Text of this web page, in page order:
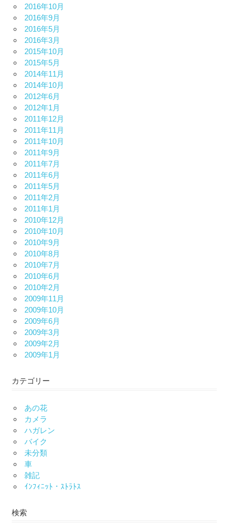
2016年10月
2016年9月
2016年5月
2016年3月
2015年10月
2015年5月
2014年11月
2014年10月
2012年6月
2012年1月
2011年12月
2011年11月
2011年10月
2011年9月
2011年7月
2011年6月
2011年5月
2011年2月
2011年1月
2010年12月
2010年10月
2010年9月
2010年8月
2010年7月
2010年6月
2010年2月
2009年11月
2009年10月
2009年6月
2009年3月
2009年2月
2009年1月
カテゴリー
あの花
カメラ
ハガレン
バイク
未分類
車
雑記
ｲﾝﾌｨﾆｯﾄ・ｽﾄﾗﾄｽ
検索